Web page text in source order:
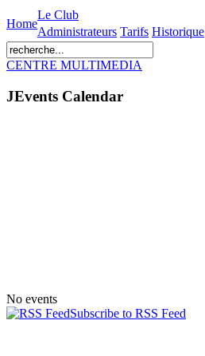
Home
Le Club
Administrateurs Tarifs Historique
CENTRE MULTIMEDIA
JEvents Calendar
No events
Subscribe to RSS Feed